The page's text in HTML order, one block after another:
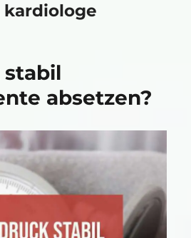
kardiologe
absetzen?